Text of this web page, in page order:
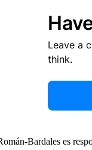
Leave a
think.
Bardales es